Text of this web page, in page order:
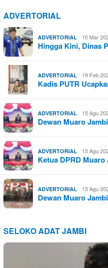
ADVERTORIAL
ADVERTORIAL 10 Mar
Hingga Kini, Dinas
ADVERTORIAL 19 Feb
Kadis PUTR
ADVERTORIAL 15 Agu
Dewan Muaro
ADVERTORIAL 15 Agu
Ketua DPRD
ADVERTORIAL 13 Agu
Dewan Muaro
SELOKO ADAT JAMBI